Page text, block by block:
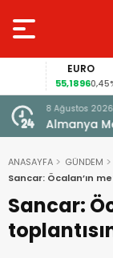
EURO
55,18960,45%
8 Ağustos
Almanya
için af
ANASAYFA
GÜNDEM
Sancar: Öcalan’ın
Sancar: